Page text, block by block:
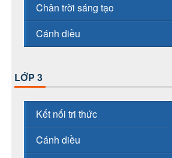
Chân trời sáng tạo
Cánh diều
LỚP 3
Kết nối tri thức
Cánh diều